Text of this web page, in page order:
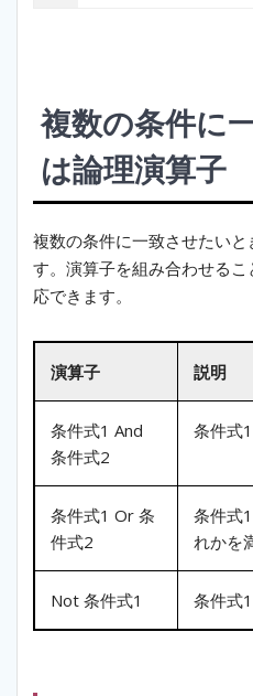
複数の条件に
は論理演算子
複数の条件に一致させたいと
す。演算子を組み合わせる
応できます。
演算子 説明
条件式1 And
条件式2
条件式
条件式1 Or 条
件式2
条件式
れかを
Not 条件式1 条件式